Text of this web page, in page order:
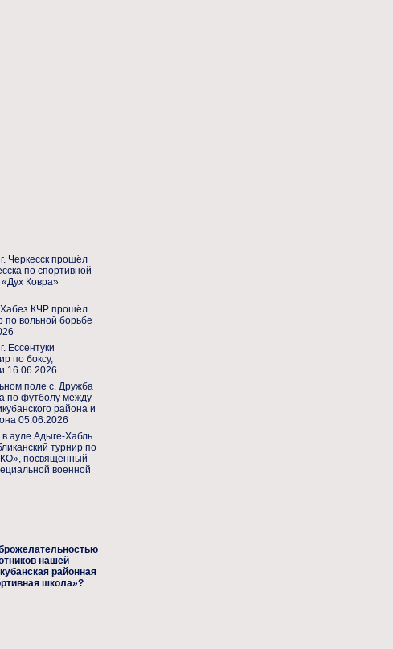
Черкесск прошёл
по спортивной
Ковра»
Хабез КЧР прошёл
по вольной борьбе
Ессентуки
по боксу,
16.06.2026
поле с. Дружба
по футболу между
района и
05.06.2026
ауле Адыге-Хабль
турнир по
посвящённый
военной
нашей
районная
школа»?